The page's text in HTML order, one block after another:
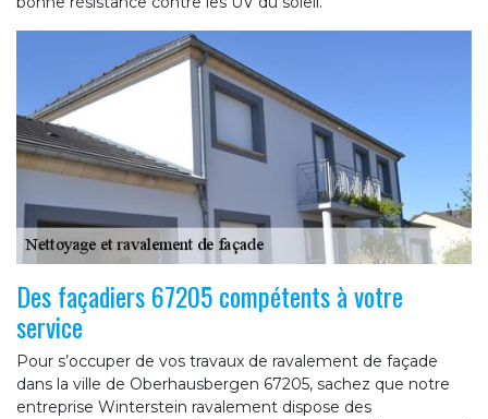
Des façadiers 67205 compétents à votre
service
Pour s’occuper de vos travaux de ravalement de façade
dans la ville de Oberhausbergen 67205, sachez que notre
entreprise Winterstein ravalement dispose des